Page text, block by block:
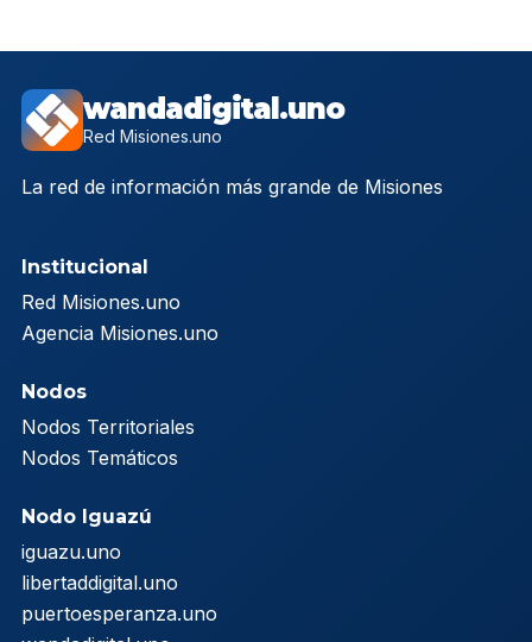
wandadigital.uno
Red Misiones.uno
La red de información más grande de Misiones
Institucional
Red Misiones.uno
Agencia Misiones.uno
Nodos
Nodos Territoriales
Nodos Temáticos
Nodo Iguazú
iguazu.uno
libertaddigital.uno
puertoesperanza.uno